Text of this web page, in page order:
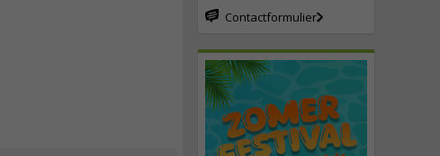
Contactformulier